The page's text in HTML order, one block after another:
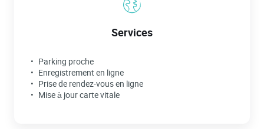
Services
Parking proche
Enregistrement en ligne
Prise de rendez-vous en ligne
Mise à jour carte vitale